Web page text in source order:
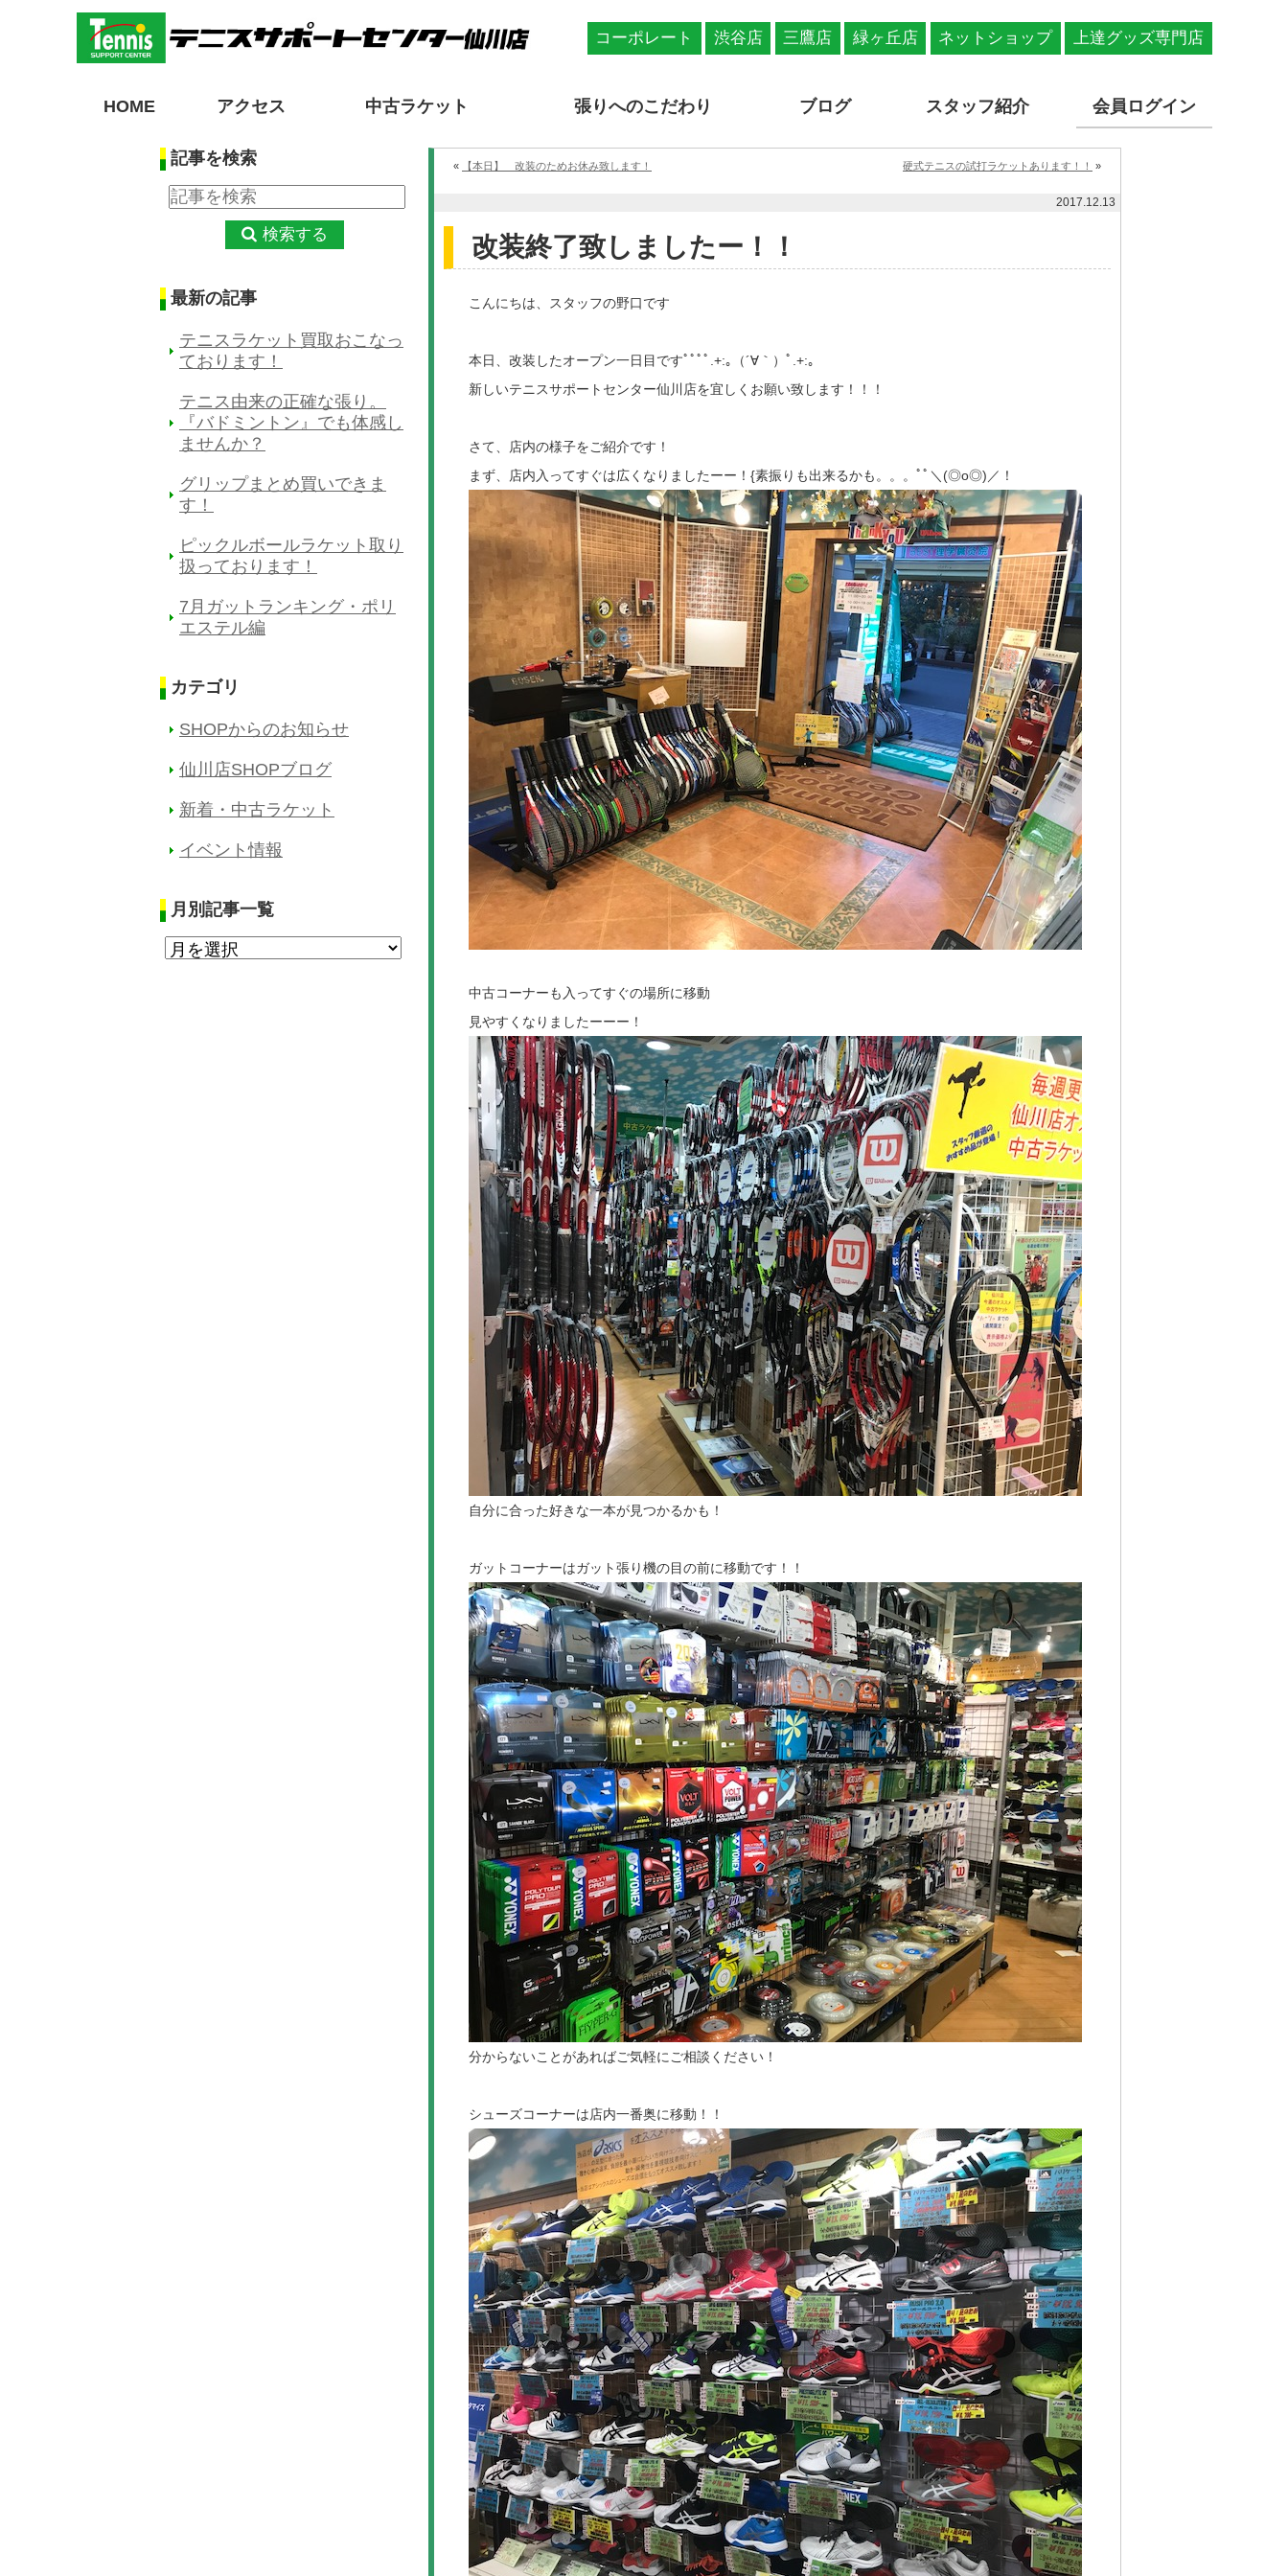
コーポレート 渋谷店 三鷹店 緑ヶ丘店 ネットショップ 上達グッズ専門店
HOME アクセス 中古ラケット 張りへのこだわり ブログ スタッフ紹介 会員ログイン
記事を検索
検索する
最新の記事
テニスラケット買取おこなっ
ております！
テニス由来の正確な張り。
『バドミントン』でも体感し
ませんか？
グリップまとめ買いできま
す！
ピックルボールラケット取り
扱っております！
7月ガットランキング・ポリ
エステル編
カテゴリ
SHOPからのお知らせ
仙川店SHOPブログ
新着・中古ラケット
イベント情報
月別記事一覧
« 【本日】 改装のためお休み致します！ 硬式テニスの試打ラケットあります！！ »
2017.12.13
改装終了致しましたー！！
こんにちは、スタッフの野口です
本日、改装したオープン一日目ですﾟﾟﾟﾟ.+:｡（´∀｀）ﾟ.+:｡
新しいテニスサポートセンター仙川店を宜しくお願い致します！！！
さて、店内の様子をご紹介です！
まず、店内入ってすぐは広くなりましたーー！{素振りも出来るかも。。。ﾟﾟ＼(◎o◎)／！
中古コーナーも入ってすぐの場所に移動
見やすくなりましたーーー！
自分に合った好きな一本が見つかるかも！
ガットコーナーはガット張り機の目の前に移動です！！
分からないことがあればご気軽にご相談ください！
シューズコーナーは店内一番奥に移動！！